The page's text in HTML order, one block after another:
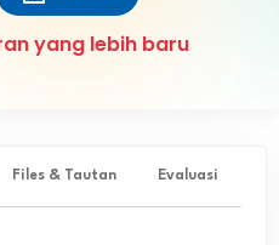
yang lebih baru
Files & Tautan Evaluasi